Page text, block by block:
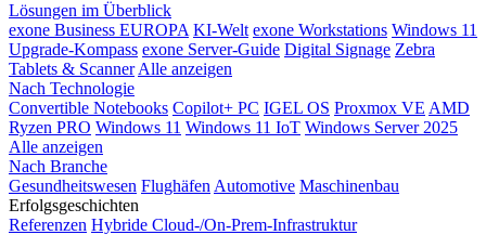
Lösungen im Überblick
exone Business EUROPA KI-Welt exone Workstations Windows 11
Upgrade-Kompass exone Server-Guide Digital Signage Zebra
Tablets & Scanner Alle anzeigen
Nach Technologie
Convertible Notebooks Copilot+ PC IGEL OS Proxmox VE AMD
Ryzen PRO Windows 11 Windows 11 IoT Windows Server 2025
Alle anzeigen
Nach Branche
Gesundheitswesen Flughäfen Automotive Maschinenbau
Erfolgsgeschichten
Referenzen Hybride Cloud-/On-Prem-Infrastruktur